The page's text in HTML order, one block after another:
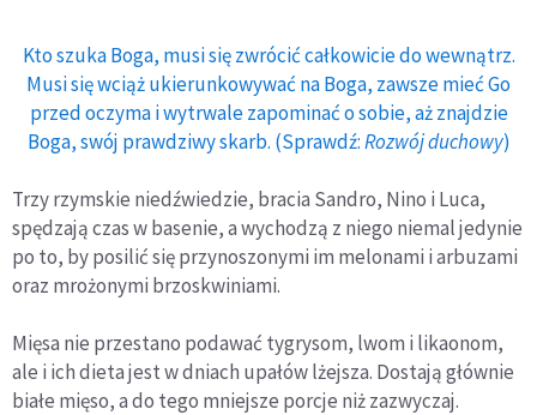
Kto szuka Boga, musi się zwrócić całkowicie do wewnątrz.
Musi się wciąż ukierunkowywać na Boga, zawsze mieć Go
przed oczyma i wytrwale zapominać o sobie, aż znajdzie
Boga, swój prawdziwy skarb. (Sprawdź:Rozwój duchowy)
Trzy rzymskie niedźwiedzie, bracia Sandro, Nino i Luca,
spędzają czas w basenie, a wychodzą z niego niemal jedynie
po to, by posilić się przynoszonymi im melonami i arbuzami
oraz mrożonymi brzoskwiniami.
Mięsa nie przestano podawać tygrysom, lwom i likaonom,
ale i ich dieta jest w dniach upałów lżejsza. Dostają głównie
białe mięso, a do tego mniejsze porcje niż zazwyczaj.